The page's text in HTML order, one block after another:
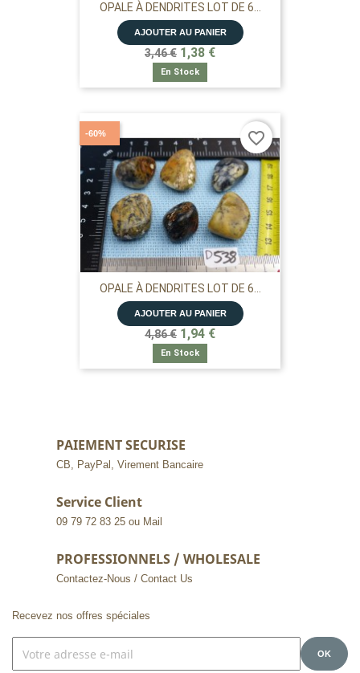
OPALE À DENDRITES LOT DE 6...
AJOUTER AU PANIER
3,46 € 1,38 €
En Stock
OPALE À DENDRITES LOT DE 6...
AJOUTER AU PANIER
4,86 € 1,94 €
En Stock
-60% favorite_border
PAIEMENT SECURISE
CB, PayPal, Virement Bancaire
Service Client
09 79 72 83 25 ou Mail
PROFESSIONNELS / WHOLESALE
Contactez-Nous / Contact Us
Recevez nos offres spéciales